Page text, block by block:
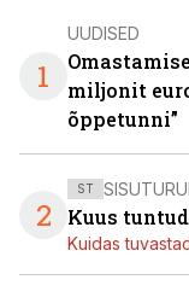
1
UUDISED
miljonit
õppetunni”
2
ST
Kuus
Kuidas